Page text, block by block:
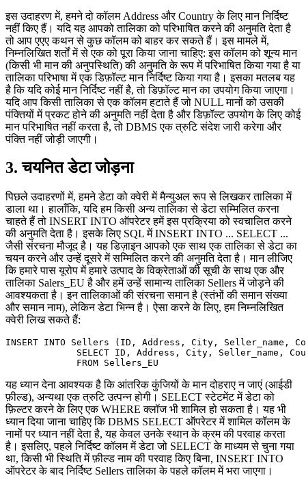
इस उदाहरण में, हमने दो कॉलम Address और Country के लिए मान निर्दिष्ट
नहीं किए हैं। यदि यह आपको तालिका को परिभाषित करने की अनुमति देता है
तो आप एएए कथन से कुछ कॉलम को बाहर कर सकते हैं। इस मामले में,
निम्नलिखित शर्तों में से एक को पूरा किया जाना चाहिए: इस कॉलम को शून्य मान
(किसी भी मान की अनुपस्थिति) की अनुमति के रूप में परिभाषित किया गया है या
तालिका परिभाषा में एक डिफ़ॉल्ट मान निर्दिष्ट किया गया है। इसका मतलब यह
है कि यदि कोई मान निर्दिष्ट नहीं है, तो डिफ़ॉल्ट मान का उपयोग किया जाएगा।
यदि आप किसी तालिका से एक कॉलम हटाते हैं जो NULL मानों को उसकी
पंक्तियों में प्रकट होने की अनुमति नहीं देता है और डिफ़ॉल्ट उपयोग के लिए कोई
मान परिभाषित नहीं करता है, तो DBMS एक त्रुटि संदेश जारी करेगा और
पंक्ति नहीं जोड़ी जाएगी।
3. चयनित डेटा जोड़ना
पिछले उदाहरणों में, हमने डेटा को क्वेरी में मैन्युअल रूप से लिखकर तालिका में
डाला था। हालाँकि, यदि हम किसी अन्य तालिका से डेटा सम्मिलित करना
चाहते हैं तो INSERT INTO ऑपरेटर हमें इस प्रक्रिया को स्वचालित करने
की अनुमति देता है। इसके लिए SQL में INSERT INTO ... SELECT ...
जैसी संरचना मौजूद है। यह डिज़ाइन आपको एक साथ एक तालिका से डेटा का
चयन करने और उन्हें दूसरे में सम्मिलित करने की अनुमति देता है। मान लीजिए
कि हमारे पास यूरोप में हमारे उत्पाद के विक्रेताओं की सूची के साथ एक और
तालिका Salers_EU है और हमें उन्हें सामान्य तालिका Sellers में जोड़ने की
आवश्यकता है। इन तालिकाओं की संरचना समान है (स्तंभों की समान संख्या
और समान नाम), लेकिन डेटा भिन्न है। ऐसा करने के लिए, हम निम्नलिखित
क्वेरी लिख सकते हैं:
INSERT INTO Sellers (ID, Address, City, Seller_name,
SELECT ID, Address, City, Seller_name,
यह ध्यान देना आवश्यक है कि आंतरिक कुंजियों के मान दोहराए न जाएं (आईडी
फ़ील्ड), अन्यथा एक त्रुटि उत्पन्न होगी। SELECT स्टेटमेंट में डेटा को
फ़िल्टर करने के लिए एक WHERE क्लॉज भी शामिल हो सकता है। यह भी
ध्यान दिया जाना चाहिए कि DBMS SELECT ऑपरेटर में शामिल कॉलम के
नामों पर ध्यान नहीं देता है, यह केवल उनके स्थान के क्रम की परवाह करता
है। इसलिए, पहले निर्दिष्ट कॉलम में डेटा जो SELECT के माध्यम से चुना गया
था, किसी भी स्थिति में फ़ील्ड नाम की परवाह किए बिना, INSERT INTO
ऑपरेटर के बाद निर्दिष्ट Sellers तालिका के पहले कॉलम में भरा जाएगा।